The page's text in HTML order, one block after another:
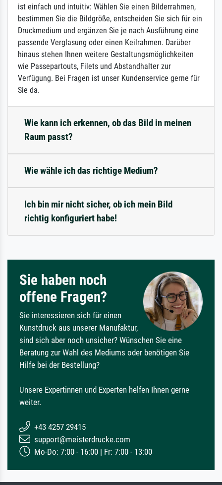
ist einfach und intuitiv: Wählen Sie einen Bilderrahmen,
bestimmen Sie die Bildgröße, entscheiden Sie sich für ein
Druckmedium und ergänzen Sie je nach Ausführung eine
passende Verglasung oder einen Keilrahmen. Darüber
hinaus stehen Ihnen weitere Gestaltungsmöglichkeiten
wie Passepartouts, Filets und Abstandhalter zur
Verfügung. Bei Fragen ist unser Kundenservice gerne für
Sie da.
Wie kann ich erkennen, ob das Bild in meinen
Raum passt?
Wie wähle ich das richtige Medium?
Ich bin mir nicht sicher, ob ich mein Bild
richtig konfiguriert habe!
Sie haben noch
offene Fragen?
Sie interessieren sich für einen
Kunstdruck aus unserer Manufaktur,
sind sich aber noch unsicher? Wünschen Sie eine
Beratung zur Wahl des Mediums oder benötigen Sie
Hilfe bei der Bestellung?
Unsere Expertinnen und Experten helfen Ihnen gerne
weiter.
+43 4257 29415
support@meisterdrucke.com
Mo-Do: 7:00 - 16:00 | Fr: 7:00 - 13:00